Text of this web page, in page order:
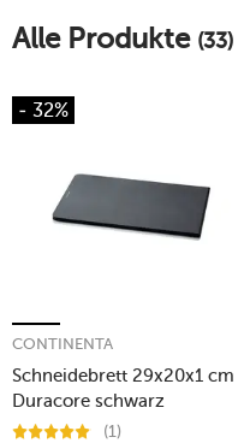
Alle Produkte (33)
- 32%
Schneidebrett 29x20x1 cm
Duracore schwarz
CONTINENTA
(1)